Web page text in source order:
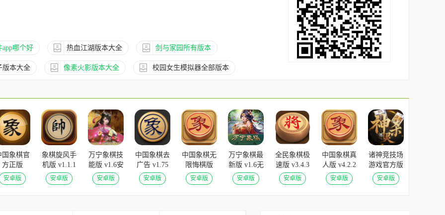
app哪个好 热血江湖版本大全 剑与家园所有版本
版本大全 像素火影版本大全 校园女生模拟器全部版本
国象棋官
方正版
安卓
版
安卓版
象棋旋风手
机版 v1.1.1
安卓版
安卓版
万宁象棋技
能版 v1.6安
卓版
安卓版
中国象棋去
广告 v1.75
安卓版
安卓版
中国象棋无
限悔棋版
v1.75无限
安卓版
万宁象棋最
新版 v1.6无
限升级版
安卓版
全民象棋极
速版 v3.4.3
最新版
安卓版
中国象棋真
人版 v4.2.2
安卓版
诸神竞技场
游戏官方版
v5.0.3.1安
卓版
安卓版